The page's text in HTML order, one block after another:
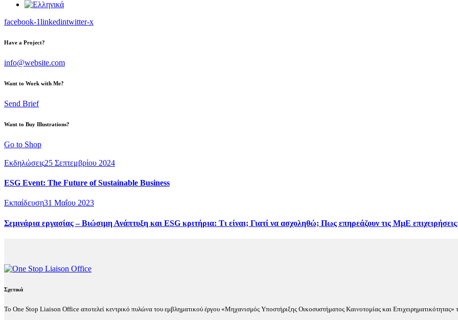
facebook-1linkedintwitter-x
Have a Project?
info@website.com
Want to Work with Me?
Send Brief
Want to Buy Illustrations?
Go to Shop
Εκδηλώσεις25 Σεπτεμβρίου 2024
ESG Event: The Future of Sustainable Business
Εκπαίδευση31 Μαΐου 2023
Σεμινάρια εργασίας – Βιώσιμη Ανάπτυξη και ESG κριτήρια: Τι είναι; Γιατί να ασχοληθώ; Πως επηρεάζουν τις ΜμΕ
Σχετικά
Το One Stop Liaison Office αποτελεί κεντρικό πυλώνα του εμβληματικού έργου «Μηχανισμός Υποστήριξης Οικοσυστήματος Καινοτομίας και Επιχειρηματικότητας»